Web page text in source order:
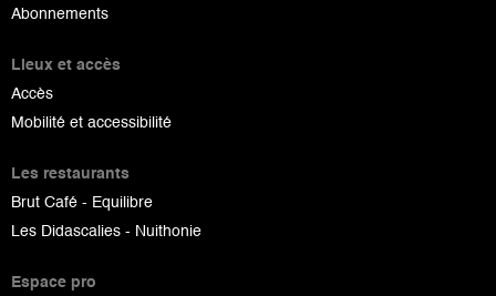
Abonnements
Lieux et accès
Accès
Mobilité et accessibilité
Les restaurants
Brut Café - Equilibre
Les Didascalies - Nuithonie
Espace pro